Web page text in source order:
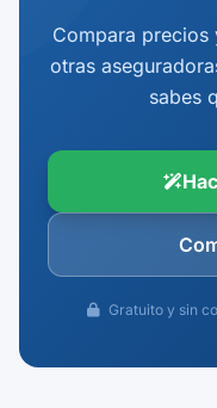
Compara precios
otras
sabes
Gratuito y sin